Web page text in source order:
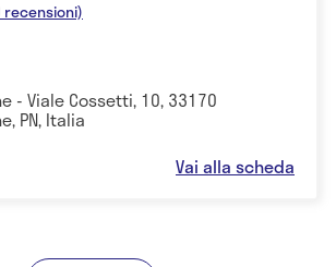
recensioni)
- Viale Cossetti, 10, 33170
PN, Italia
Vai alla scheda